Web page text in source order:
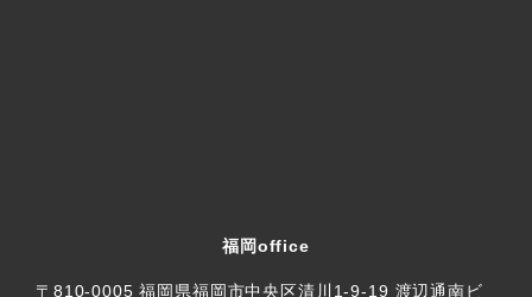
福岡office
〒810-0005 福岡県福岡市中央区清川1-9-19 渡辺通南ビ